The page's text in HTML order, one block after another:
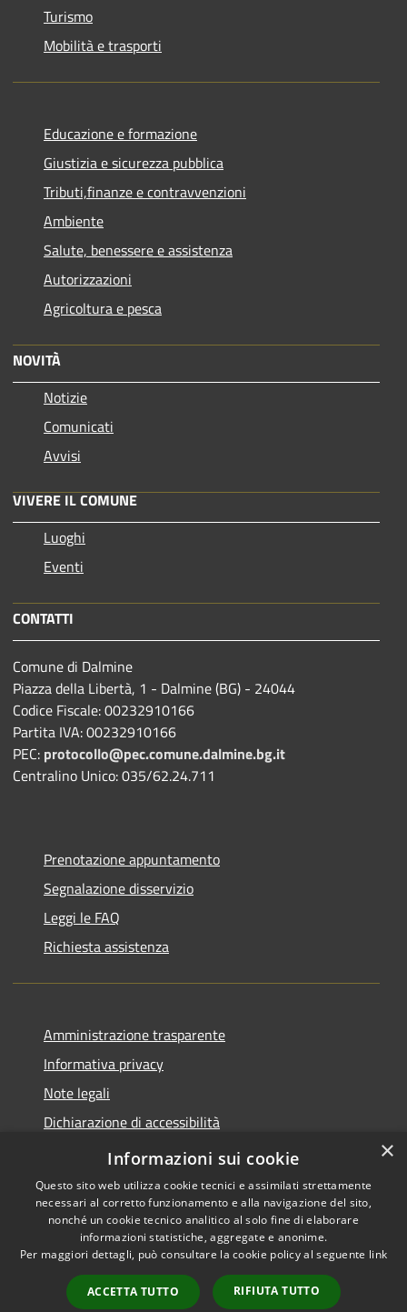
Turismo
Mobilità e trasporti
Educazione e formazione
Giustizia e sicurezza pubblica
Tributi,finanze e contravvenzioni
Ambiente
Salute, benessere e assistenza
Autorizzazioni
Agricoltura e pesca
NOVITÀ
Notizie
Comunicati
Avvisi
VIVERE IL COMUNE
Luoghi
Eventi
CONTATTI
Comune di Dalmine
Piazza della Libertà, 1 - Dalmine (BG) - 24044
Codice Fiscale: 00232910166
Partita IVA: 00232910166
PEC: protocollo@pec.comune.dalmine.bg.it
Centralino Unico: 035/62.24.711
Prenotazione appuntamento
Segnalazione disservizio
Leggi le FAQ
Richiesta assistenza
Amministrazione trasparente
Informativa privacy
Note legali
Dichiarazione di accessibilità
Piano di miglioramento del sito
Accessibility
Copyright © 2026 • Comune di
Dalmine • Powered by
Municipium•
Admin
×
Informazioni sui cookie
Questo sito web utilizza cookie tecnici e assimilati strettamente
necessari al corretto funzionamento e alla navigazione del sito,
nonché un cookie tecnico analitico al solo fine di elaborare
informazioni statistiche, aggregate e anonime.
Per maggiori dettagli, può consultare la cookie policy al seguente link
ACCETTA TUTTO RIFIUTA TUTTO